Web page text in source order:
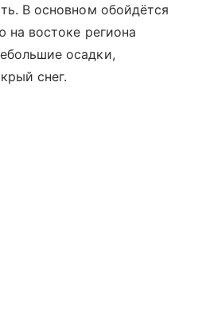
В основном обойдётся
на востоке региона
осадки,
снег.